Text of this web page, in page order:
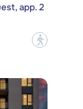
app. 2
?